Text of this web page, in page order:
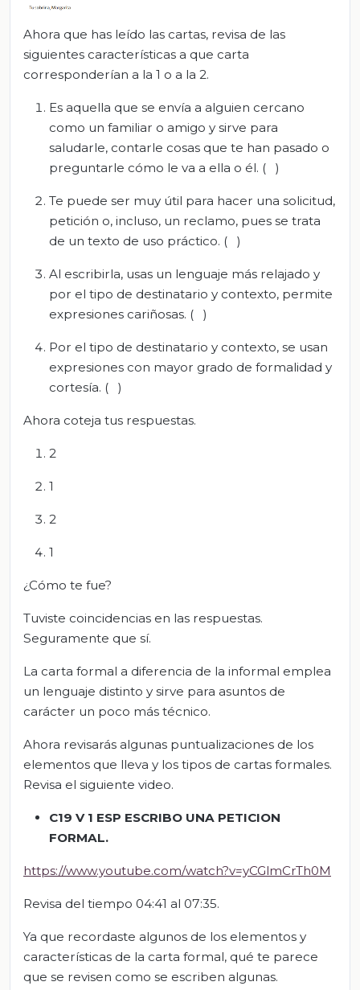
Ahora que has leído las cartas, revisa de las
siguientes características a que carta
corresponderían a la 1 o a la 2.
Es aquella que se envía a alguien cercano
como un familiar o amigo y sirve para
saludarle, contarle cosas que te han pasado o
preguntarle cómo le va a ella o él. ( )
Te puede ser muy útil para hacer una solicitud,
petición o, incluso, un reclamo, pues se trata
de un texto de uso práctico. ( )
Al escribirla, usas un lenguaje más relajado y
por el tipo de destinatario y contexto, permite
expresiones cariñosas. ( )
Por el tipo de destinatario y contexto, se usan
expresiones con mayor grado de formalidad y
cortesía. ( )
Ahora coteja tus respuestas.
2
1
2
1
¿Cómo te fue?
Tuviste coincidencias en las respuestas.
Seguramente que sí.
La carta formal a diferencia de la informal emplea
un lenguaje distinto y sirve para asuntos de
carácter un poco más técnico.
Ahora revisarás algunas puntualizaciones de los
elementos que lleva y los tipos de cartas formales.
Revisa el siguiente video.
C19 V 1 ESP ESCRIBO UNA PETICION
FORMAL.
https://www.youtube.com/watch?v=yCGlmCrTh0M
Revisa del tiempo 04:41 al 07:35.
Ya que recordaste algunos de los elementos y
características de la carta formal, qué te parece
que se revisen como se escriben algunas.